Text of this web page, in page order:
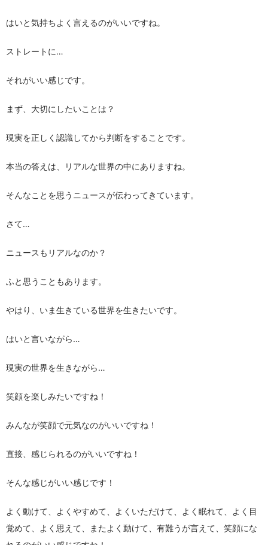
はいと気持ちよく言えるのがいいですね。
ストレートに…
それがいい感じです。
まず、大切にしたいことは？
現実を正しく認識してから判断をすることです。
本当の答えは、リアルな世界の中にありますね。
そんなことを思うニュースが伝わってきています。
さて…
ニュースもリアルなのか？
ふと思うこともあります。
やはり、いま生きている世界を生きたいです。
はいと言いながら…
現実の世界を生きながら…
笑顔を楽しみたいですね！
みんなが笑顔で元気なのがいいですね！
直接、感じられるのがいいですね！
そんな感じがいい感じです！
よく動けて、よくやすめて、よくいただけて、よく眠れて、よく目
覚めて、よく思えて、またよく動けて、有難うが言えて、笑顔にな